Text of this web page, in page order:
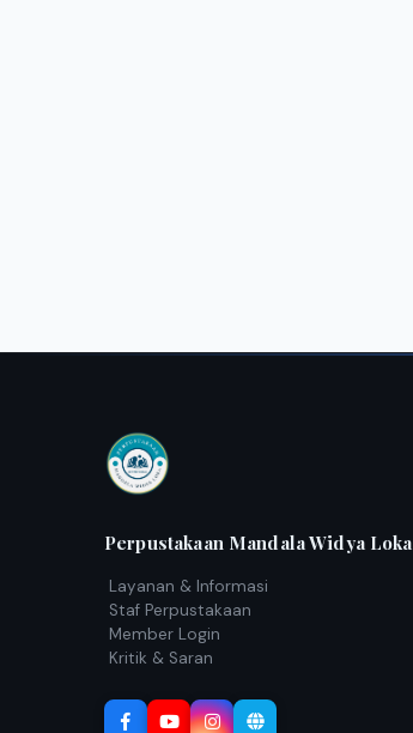
Perpustakaan Mandala Widya Loka
Layanan & Informasi
Staf Perpustakaan
Member Login
Kritik & Saran